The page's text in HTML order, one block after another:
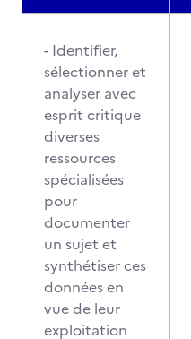
- Identifier,
sélectionner et
analyser avec
esprit critique
diverses
ressources
spécialisées
pour
documenter
un sujet et
synthétiser ces
données en
vue de leur
exploitation